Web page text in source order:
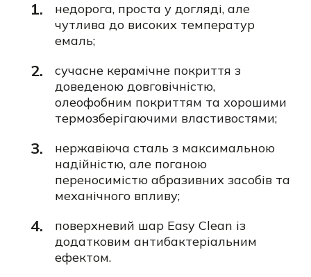
недорога, проста у догляді, але
чутлива до високих температур
емаль;
сучасне керамічне покриття з
доведеною довговічністю,
олеофобним покриттям та хорошими
термозберігаючими властивостями;
нержавіюча сталь з максимальною
надійністю, але поганою
переносимістю абразивних засобів та
механічного впливу;
поверхневий шар Easy Clean із
додатковим антибактеріальним
ефектом.